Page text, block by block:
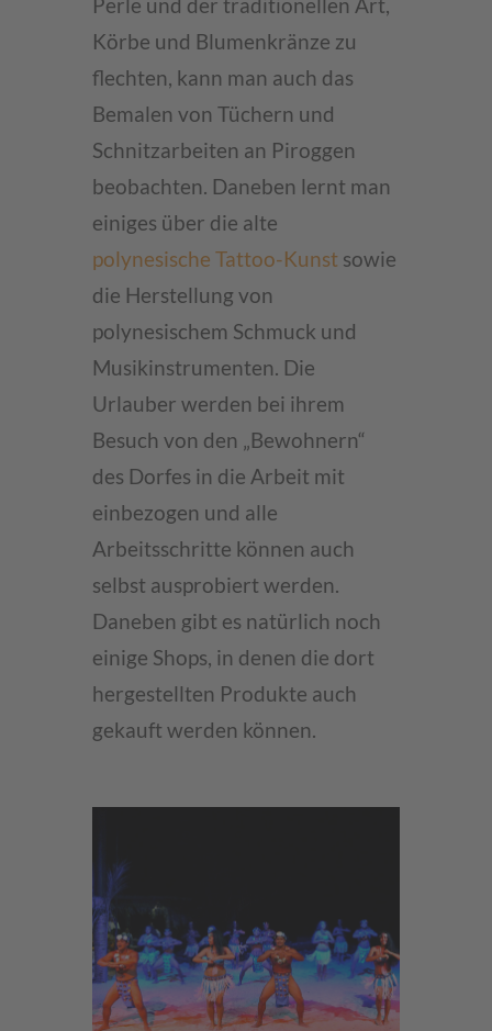
Perle und der traditionellen Art,
Körbe und Blumenkränze zu
flechten, kann man auch das
Bemalen von Tüchern und
Schnitzarbeiten an Piroggen
beobachten. Daneben lernt man
einiges über die alte
polynesische Tattoo-Kunst sowie
die Herstellung von
polynesischem Schmuck und
Musikinstrumenten. Die
Urlauber werden bei ihrem
Besuch von den „Bewohnern“
des Dorfes in die Arbeit mit
einbezogen und alle
Arbeitsschritte können auch
selbst ausprobiert werden.
Daneben gibt es natürlich noch
einige Shops, in denen die dort
hergestellten Produkte auch
gekauft werden können.